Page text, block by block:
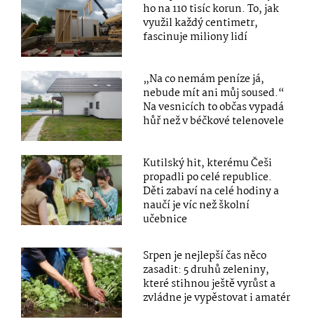
ho na 110 tisíc korun. To, jak
využil každý centimetr,
fascinuje miliony lidí
„Na co nemám peníze já,
nebude mít ani můj soused.“
Na vesnicích to občas vypadá
hůř než v béčkové telenovele
Kutilský hit, kterému Češi
propadli po celé republice.
Děti zabaví na celé hodiny a
naučí je víc než školní
učebnice
Srpen je nejlepší čas něco
zasadit: 5 druhů zeleniny,
které stihnou ještě vyrůst a
zvládne je vypěstovat i amatér